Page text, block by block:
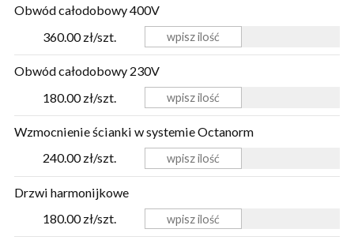
Obwód całodobowy 400V
360.00 zł/szt.
Obwód całodobowy 230V
180.00 zł/szt.
Wzmocnienie ścianki w systemie Octanorm
240.00 zł/szt.
Drzwi harmonijkowe
180.00 zł/szt.